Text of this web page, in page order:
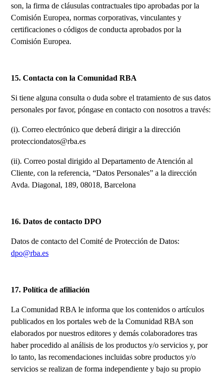
son, la firma de cláusulas contractuales tipo aprobadas por la
Comisión Europea, normas corporativas, vinculantes y
certificaciones o códigos de conducta aprobados por la
Comisión Europea.
15. Contacta con la Comunidad RBA
Si tiene alguna consulta o duda sobre el tratamiento de sus datos
personales por favor, póngase en contacto con nosotros a través:
(i). Correo electrónico que deberá dirigir a la dirección
protecciondatos@rba.es
(ii). Correo postal dirigido al Departamento de Atención al
Cliente, con la referencia, “Datos Personales” a la dirección
Avda. Diagonal, 189, 08018, Barcelona
16. Datos de contacto DPO
Datos de contacto del Comité de Protección de Datos:
dpo@rba.es
17. Política de afiliación
La Comunidad RBA le informa que los contenidos o artículos
publicados en los portales web de la Comunidad RBA son
elaborados por nuestros editores y demás colaboradores tras
haber procedido al análisis de los productos y/o servicios y, por
lo tanto, las recomendaciones incluidas sobre productos y/o
servicios se realizan de forma independiente y bajo su propio